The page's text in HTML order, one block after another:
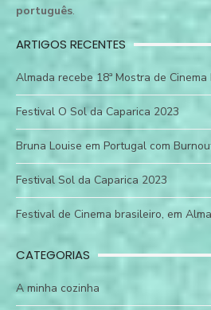
português.
ARTIGOS RECENTES
Almada recebe 18ª Mostra de Cinema
Festival O Sol da Caparica 2023
Bruna Louise em Portugal com
Festival Sol da Caparica 2023
Festival de Cinema brasileiro, em
CATEGORIAS
A minha cozinha